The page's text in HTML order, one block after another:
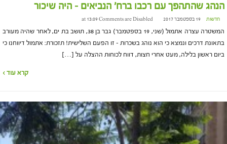
הנהג שהתהפך עם רכבו ברח' הנביאים – היה שיכור
חדשות 19 בספטמבר 2017 at 13:09 Comments are Disabled
המשטרה עצרה אתמול (שני, 19 בספטמבר) גבר בן 38, תושב בת ים, לאחר שהיה מעורב
בתאונת דרכים ונמצא כי הוא נוהג בשכרות – זו הפעם השלישית! תזכורת: אתמול דיווחנו כי
ביום ראשון בלילה, מעט אחרי חצות, דווח לכוחות ההצלה על […]
קרא עוד ›